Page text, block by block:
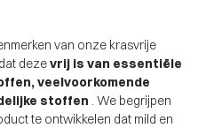
van onze krasvrije
dezevrij is van essentiële
veelvoorkomende
stoffen . We begrijpen
te ontwikkelen dat mild en